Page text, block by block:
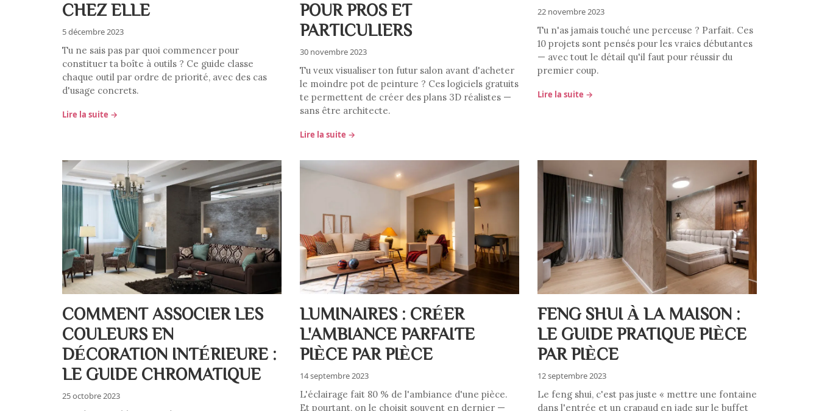
CHEZ ELLE
5 décembre 2023
Tu ne sais pas par quoi commencer pour
constituer ta boîte à outils ? Ce guide classe
chaque outil par ordre de priorité, avec des cas
d'usage concrets.
Lire la suite →
POUR PROS ET
PARTICULIERS
30 novembre 2023
Tu veux visualiser ton futur salon avant d'acheter
le moindre pot de peinture ? Ces logiciels gratuits
te permettent de créer des plans 3D réalistes —
sans être architecte.
Lire la suite →
22 novembre 2023
Tu n'as jamais touché une perceuse ? Parfait. Ces
10 projets sont pensés pour les vraies débutantes
— avec tout le détail qu'il faut pour réussir du
premier coup.
Lire la suite →
COMMENT ASSOCIER LES
COULEURS EN
DÉCORATION INTÉRIEURE :
LE GUIDE CHROMATIQUE
25 octobre 2023
LUMINAIRES : CRÉER
L'AMBIANCE PARFAITE
PIÈCE PAR PIÈCE
14 septembre 2023
L'éclairage fait 80 % de l'ambiance d'une pièce.
Et pourtant, on le choisit souvent en dernier —
FENG SHUI À LA MAISON :
LE GUIDE PRATIQUE PIÈCE
PAR PIÈCE
12 septembre 2023
Le feng shui, c'est pas juste « mettre une fontaine
dans l'entrée et un crapaud en jade sur le buffet